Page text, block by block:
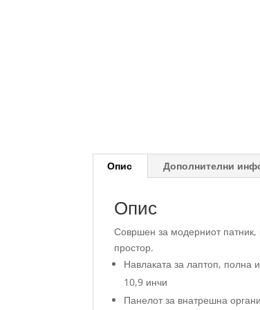
Опис Дополнителни
Опис
Совршен за модерниот патник,
простор.
Навлаката за лаптоп, полна
10,9 инчи
Панелот за внатрешна